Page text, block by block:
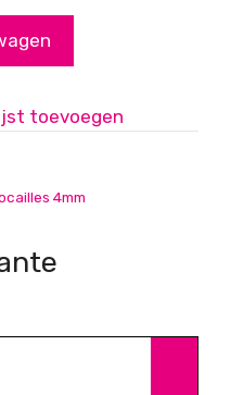
toevoegen
4mm